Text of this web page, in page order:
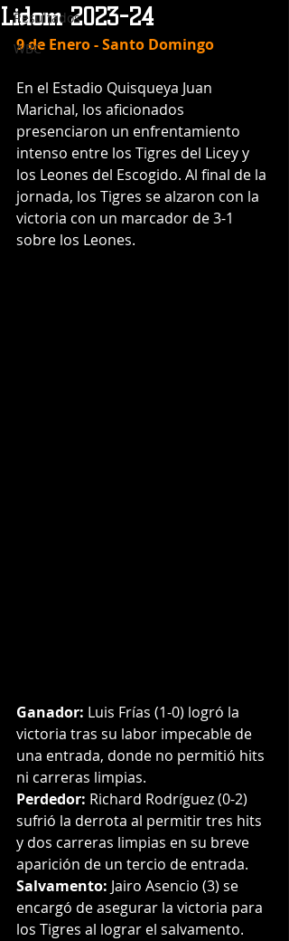
Resultados
WBC
Lidom 2023-24
9 de Enero - Santo Domingo
En el Estadio Quisqueya Juan
Marichal, los aficionados
presenciaron un enfrentamiento
intenso entre los Tigres del Licey y
los Leones del Escogido. Al final de la
jornada, los Tigres se alzaron con la
victoria con un marcador de 3-1
sobre los Leones.
Ganador: Luis Frías (1-0) logró la
victoria tras su labor impecable de
una entrada, donde no permitió hits
ni carreras limpias.
Perdedor: Richard Rodríguez (0-2)
sufrió la derrota al permitir tres hits
y dos carreras limpias en su breve
aparición de un tercio de entrada.
Salvamento: Jairo Asencio (3) se
encargó de asegurar la victoria para
los Tigres al lograr el salvamento.